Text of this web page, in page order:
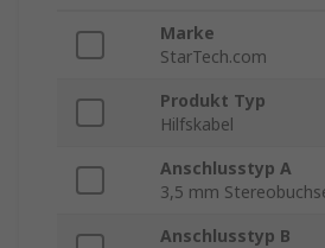
Marke
StarTech.com
Produkt Typ
Hilfskabel
Anschlusstyp A
3,5 mm
Anschlusstyp B